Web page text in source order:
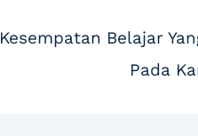
Kesempatan Belajar
Pada